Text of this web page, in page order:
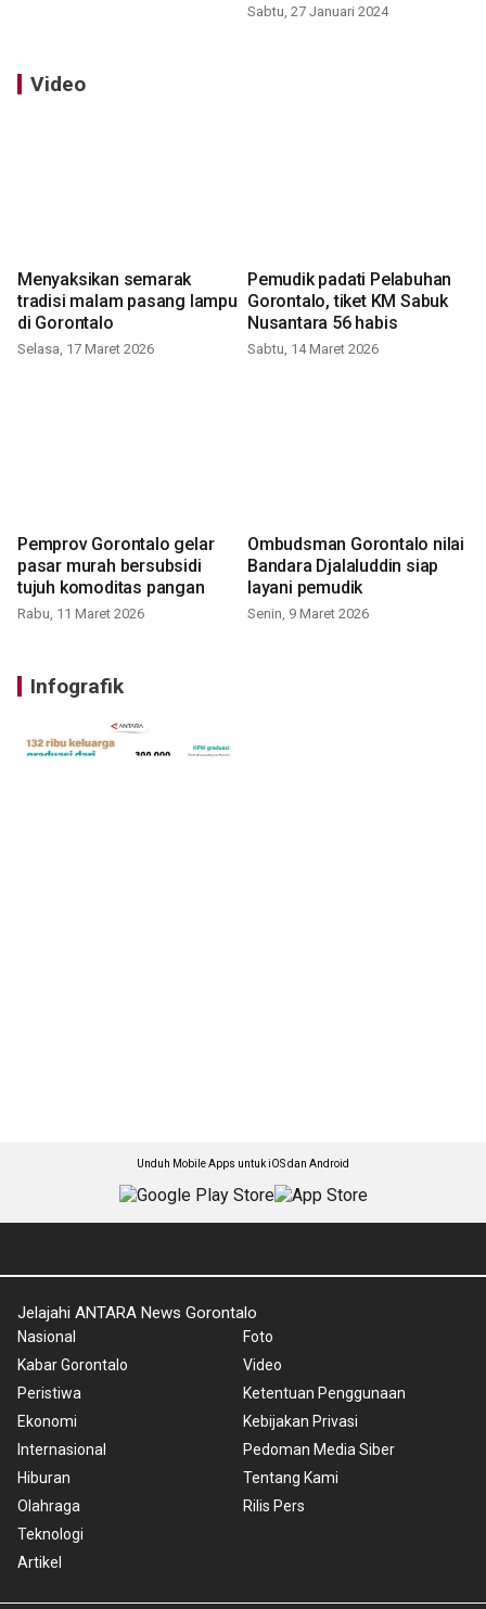
Sabtu, 27 Januari 2024
Video
Menyaksikan semarak
tradisi malam pasang lampu
di Gorontalo
Selasa, 17 Maret 2026
Pemudik padati Pelabuhan
Gorontalo, tiket KM Sabuk
Nusantara 56 habis
Sabtu, 14 Maret 2026
Pemprov Gorontalo gelar
pasar murah bersubsidi
tujuh komoditas pangan
Rabu, 11 Maret 2026
Ombudsman Gorontalo nilai
Bandara Djalaluddin siap
layani pemudik
Senin, 9 Maret 2026
Infografik
Unduh Mobile Apps untuk iOS dan Android
Jelajahi ANTARA News Gorontalo
Nasional
Kabar Gorontalo
Peristiwa
Ekonomi
Internasional
Hiburan
Olahraga
Teknologi
Artikel
Foto
Video
Ketentuan Penggunaan
Kebijakan Privasi
Pedoman Media Siber
Tentang Kami
Rilis Pers